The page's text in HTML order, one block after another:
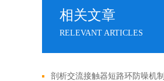
相关文章
RELEVANT ARTICLES